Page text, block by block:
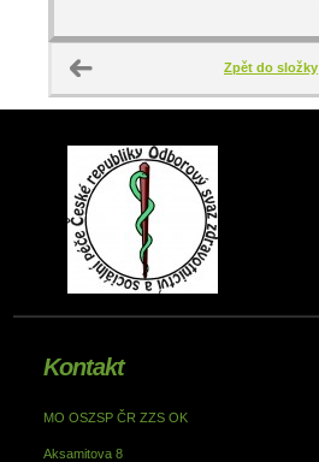
Zpět do složky
Kontakt
MO OSZSP ČR ZZS OK
Aksamitova 8